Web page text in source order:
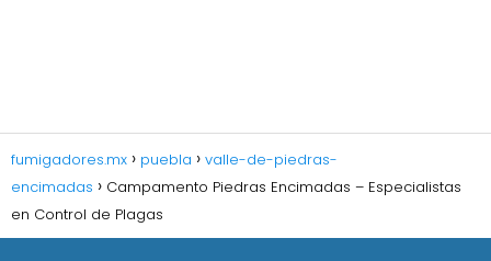
fumigadores.mx puebla
valle-de-piedras-
encimadas
Campamento Piedras Encimadas – Especialistas
en Control de Plagas